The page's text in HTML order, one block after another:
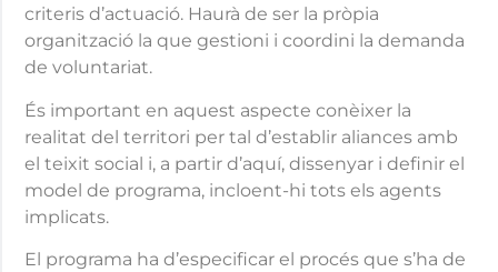
criteris d’actuació. Haurà de ser la pròpia
organització la que gestioni i coordini la demanda
de voluntariat.
És important en aquest aspecte conèixer la
realitat del territori per tal d’establir aliances amb
el teixit social i, a partir d’aquí, dissenyar i definir el
model de programa, incloent-hi tots els agents
implicats.
El programa ha d’especificar el procés que s’ha de